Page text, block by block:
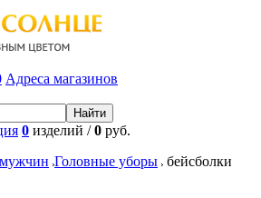
Адреса магазинов
0 изделий /0 руб.
Головные уборы бейсболки